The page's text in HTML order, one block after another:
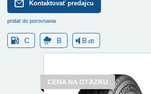
Kontaktovať predajcu
pridať do porovnania
C B BdB
CENA NA OTÁZKU